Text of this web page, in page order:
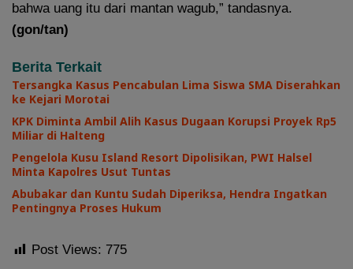
bahwa uang itu dari mantan wagub,” tandasnya.
(gon/tan)
Berita Terkait
Tersangka Kasus Pencabulan Lima Siswa SMA Diserahkan
ke Kejari Morotai
KPK Diminta Ambil Alih Kasus Dugaan Korupsi Proyek Rp5
Miliar di Halteng
Pengelola Kusu Island Resort Dipolisikan, PWI Halsel
Minta Kapolres Usut Tuntas
Abubakar dan Kuntu Sudah Diperiksa, Hendra Ingatkan
Pentingnya Proses Hukum
Post Views: 775